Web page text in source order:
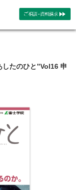
たのひと”Vol16 申